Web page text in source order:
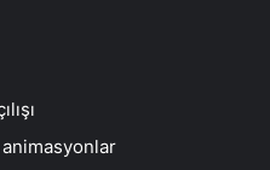
animasyonlar